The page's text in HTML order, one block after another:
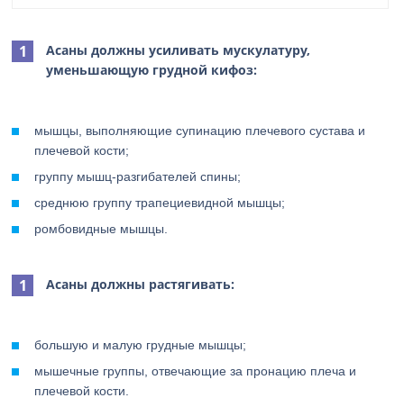
Асаны должны усиливать мускулатуру,
уменьшающую грудной кифоз:
мышцы, выполняющие супинацию плечевого сустава и
плечевой кости;
группу мышц-разгибателей спины;
среднюю группу трапециевидной мышцы;
ромбовидные мышцы.
Асаны должны растягивать:
большую и малую грудные мышцы;
мышечные группы, отвечающие за пронацию плеча и
плечевой кости.